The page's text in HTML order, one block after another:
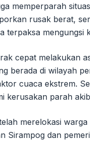
memperparah
rusak berat,
terpaksa
cepat melakukan
berada di wilayah
cuaca ekstrem.
kerusakan parah
merelokasi
Sirampog dan